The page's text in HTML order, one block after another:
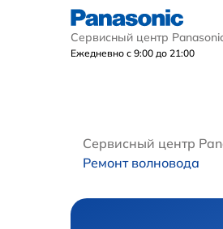
Сервисный центр
Ежедневно с 9:00 до 21:00
Сервисный центр
Ремонт волновода